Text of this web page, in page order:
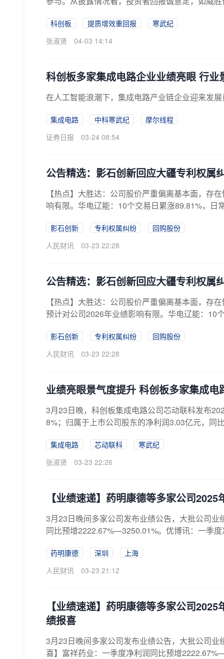
科创板 提质增效重回报
寒武纪
张淑贤
04-03 14:14
科创板多家集成电路企业业绩亮眼 行业
在人工智能浪潮下，集成电路产业链企业迎来发
集成电路 中科寒武纪
摩尔线程
证券日报
03-24 08:54
公告精选：影石创新回应大疆专利权属
【热点】大胜达：公司股价严重偏离基本面，存
响有限。华电辽能：10个交易日累涨89.81%，
影石创新 专利权属纠纷
回购股份
人民财讯
03-23 22:28
公告精选：影石创新回应大疆专利权属
【热点】大胜达：公司股价严重偏离基本面，存
预计对公司2026年业绩影响有限。华电辽能：10
影石创新 专利权属纠纷
回购股份
人民财讯
03-23 22:28
业绩亮眼景气度提升 科创板多家集成电
3月23日晚，科创板集成电路公司芯动联科发布
8%；归属于上市公司股东的净利润3.03亿元，同
集成电路 芯动联科
寒武纪
张淑贤
03-23 22:26
【业绩速递】药明康德等多家公司
3月23日晚间多家公司发布业绩公告，大批公司
同比预增2222.67%—3250.01%。优博讯：一季
药明康德 深圳
上海
人民财讯
03-23 21:12
【业绩速递】药明康德等多家公司
绩报喜
3月23日晚间多家公司发布业绩公告，大批公司
喜】富祥药业：一季度净利润同比预增